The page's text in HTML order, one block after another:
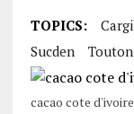
TOPICS:
Sucden
Touton
cacao cote d'ivoire